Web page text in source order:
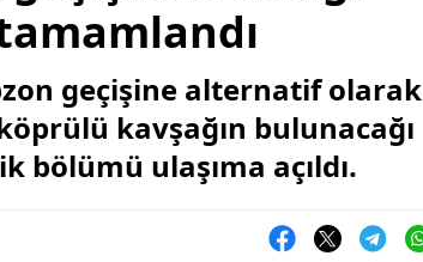
geçişine alternatif olarak
kavşağın bulunacağı
ulaşıma açıldı.